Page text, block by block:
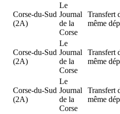
Corse-du-Sud
(2A)
Le
Journal
de la
Corse
Transfert
même
Corse-du-Sud
(2A)
Le
Journal
de la
Corse
Transfert
même
Corse-du-Sud
(2A)
Le
Journal
de la
Corse
Transfert
même